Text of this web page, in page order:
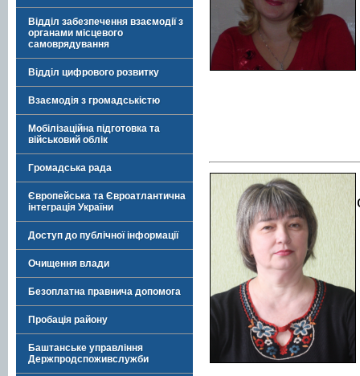
Відділ забезпечення взаємодії з
органами місцевого
самоврядування
Відділ цифрового розвитку
Взаємодія з громадськістю
Мобілізаційна підготовка та
військовий облік
Громадська рада
Європейська та Євроатлантична
інтеграція України
Доступ до публічної інформації
Очищення влади
Безоплатна правнича допомога
Пробація району
Баштанське управління
Держпродспоживслужби